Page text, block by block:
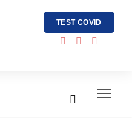
TEST COVID